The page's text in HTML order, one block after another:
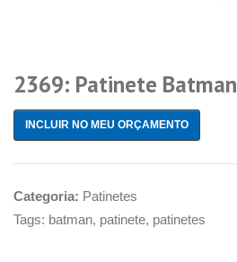
2369: Patinete Batman
INCLUIR NO MEU ORÇAMENTO
Categoria: Patinetes
Tags: batman, patinete, patinetes